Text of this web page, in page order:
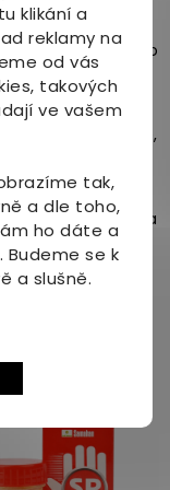
klikání a
reklamy na
od vás
takových
ve vašem
tak,
a dle toho,
ho dáte a
se k
a slušně.
produktů pro
vám domů – rychle,
1997
přírodní řešení a